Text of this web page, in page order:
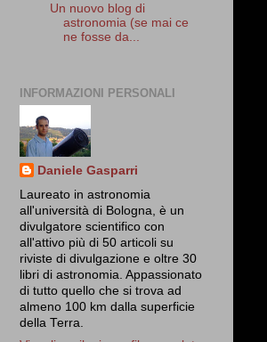
Un nuovo blog di
astronomia (se mai ce
ne fosse da...
INFORMAZIONI PERSONALI
Daniele Gasparri
Laureato in astronomia
all'università di Bologna, è un
divulgatore scientifico con
all'attivo più di 50 articoli su
riviste di divulgazione e oltre 30
libri di astronomia. Appassionato
di tutto quello che si trova ad
almeno 100 km dalla superficie
della Terra.